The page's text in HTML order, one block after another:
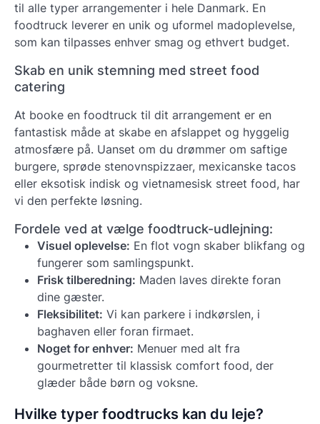
til alle typer arrangementer i hele Danmark. En
foodtruck leverer en unik og uformel madoplevelse,
som kan tilpasses enhver smag og ethvert budget.
Skab en unik stemning med street food
catering
At booke en foodtruck til dit arrangement er en
fantastisk måde at skabe en afslappet og hyggelig
atmosfære på. Uanset om du drømmer om saftige
burgere, sprøde stenovnspizzaer, mexicanske tacos
eller eksotisk indisk og vietnamesisk street food, har
vi den perfekte løsning.
Fordele ved at vælge foodtruck-udlejning:
Visuel oplevelse: En flot vogn skaber blikfang og
fungerer som samlingspunkt.
Frisk tilberedning: Maden laves direkte foran
dine gæster.
Fleksibilitet: Vi kan parkere i indkørslen, i
baghaven eller foran firmaet.
Noget for enhver: Menuer med alt fra
gourmetretter til klassisk comfort food, der
glæder både børn og voksne.
Hvilke typer foodtrucks kan du leje?